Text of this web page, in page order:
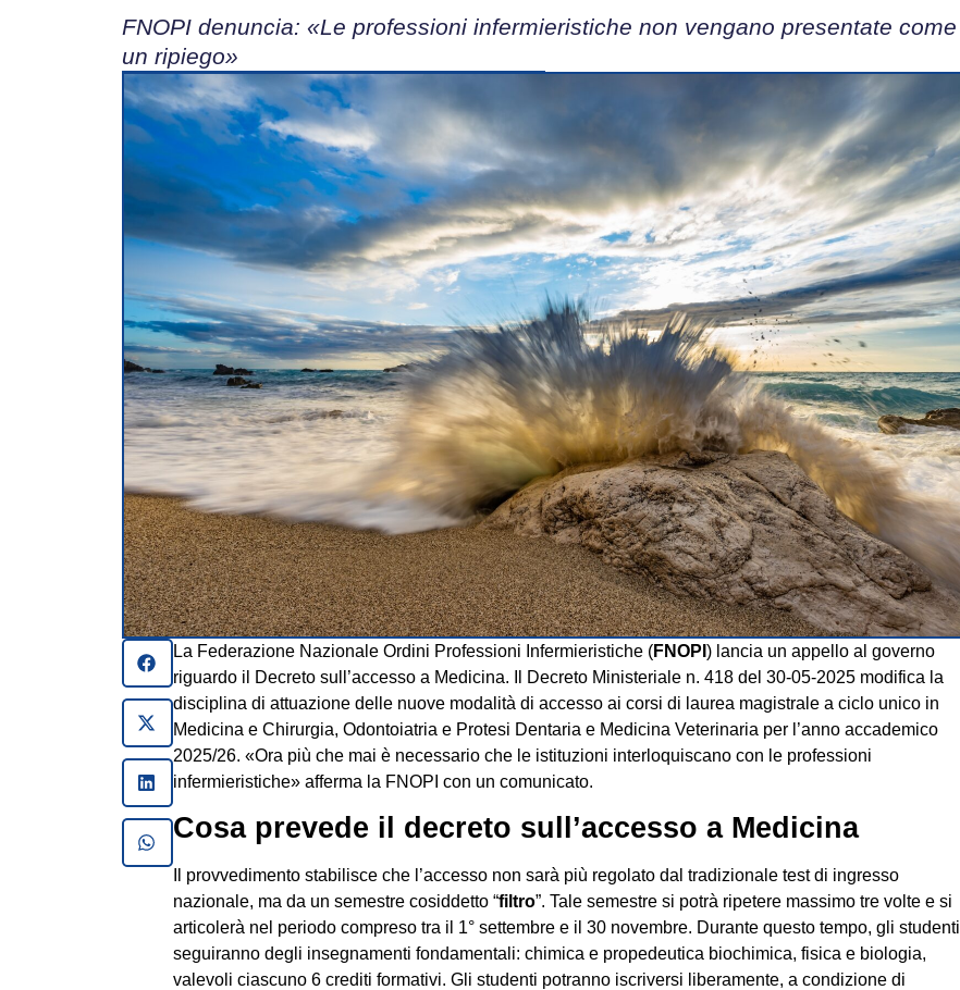
FNOPI denuncia: «Le professioni infermieristiche non vengano presentate come
un ripiego»
La Federazione Nazionale Ordini Professioni Infermieristiche (FNOPI ) lancia un appello al governo
riguardo il Decreto sull’accesso a Medicina. Il Decreto Ministeriale n. 418 del 30-05-2025 modifica la
disciplina di attuazione delle nuove modalità di accesso ai corsi di laurea magistrale a ciclo unico in
Medicina e Chirurgia, Odontoiatria e Protesi Dentaria e Medicina Veterinaria per l’anno accademico
2025/26. «Ora più che mai è necessario che le istituzioni interloquiscano con le professioni
infermieristiche» afferma la FNOPI con un comunicato.
Cosa prevede il decreto sull’accesso a Medicina
Il provvedimento stabilisce che l’accesso non sarà più regolato dal tradizionale test di ingresso
nazionale, ma da un semestre cosiddetto “filtro”. Tale semestre si potrà ripetere massimo tre volte e si
articolerà nel periodo compreso tra il 1° settembre e il 30 novembre. Durante questo tempo, gli studenti
seguiranno degli insegnamenti fondamentali: chimica e propedeutica biochimica, fisica e biologia,
valevoli ciascuno 6 crediti formativi. Gli studenti potranno iscriversi liberamente, a condizione di